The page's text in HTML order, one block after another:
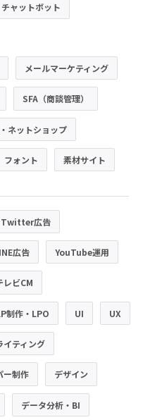
ャットボット
メールマーケティング
SFA（商談管理）
ネットショップ
フォント 素材サイト
Twitter広告
広告 YouTube運用
レビCM
制作・LPO UI UX
イティング
ー制作 デザイン
データ分析・BI